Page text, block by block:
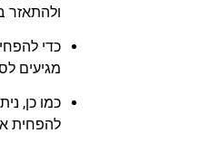
ולהתאזר
כדי
מגיעים
כמו כן,
להפחית